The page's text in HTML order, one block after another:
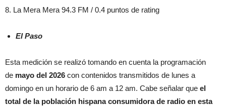
8. La Mera Mera 94.3 FM / 0.4 puntos de rating
El Paso
Esta medición se realizó tomando en cuenta la programación
de mayo del 2026 con contenidos transmitidos de lunes a
domingo en un horario de 6 am a 12 am. Cabe señalar que el
total de la población hispana consumidora de radio en esta